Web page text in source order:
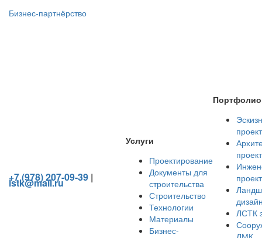
Бизнес-партнёрство
+7 (978) 207-09-39 |
lstk@mail.ru
Услуги
Проектирование
Документы для
строительства
Строительство
Технологии
Материалы
Бизнес-
Портфолио
ЛСТК